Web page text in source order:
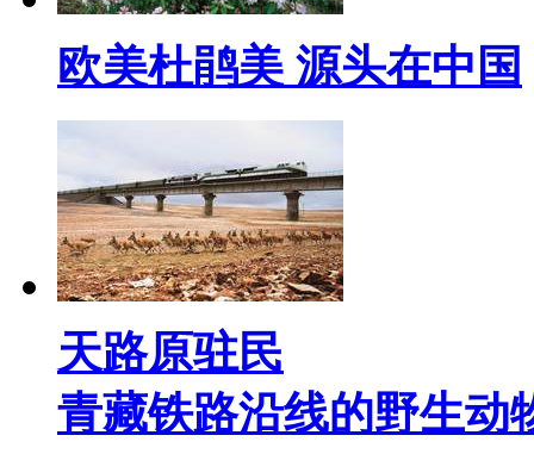
欧美杜鹃美 源头在中国
天路原驻民
青藏铁路沿线的野生动